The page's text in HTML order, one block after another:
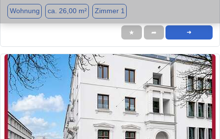
Wohnung ca. 26,00 m² Zimmer 1
★ ➦ ➜